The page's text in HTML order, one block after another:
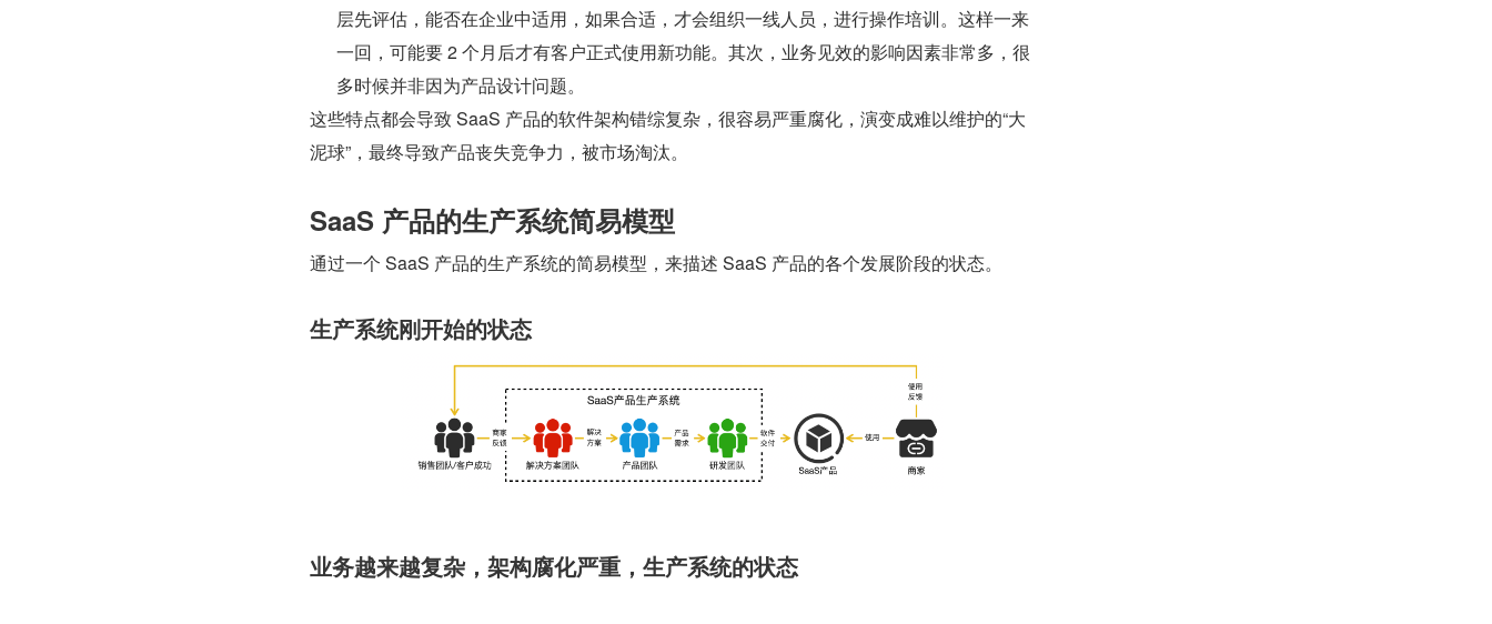
层先评估，能否在企业中适用，如果合适，才会组织一线人员，进行操作培训。这样一来
一回，可能要 2 个月后才有客户正式使用新功能。其次，业务见效的影响因素非常多，很
多时候并非因为产品设计问题。
这些特点都会导致 SaaS 产品的软件架构错综复杂，很容易严重腐化，演变成难以维护的“大
泥球”，最终导致产品丧失竞争力，被市场淘汰。
SaaS 产品的生产系统简易模型
通过一个 SaaS 产品的生产系统的简易模型，来描述 SaaS 产品的各个发展阶段的状态。
生产系统刚开始的状态
业务越来越复杂，架构腐化严重，生产系统的状态